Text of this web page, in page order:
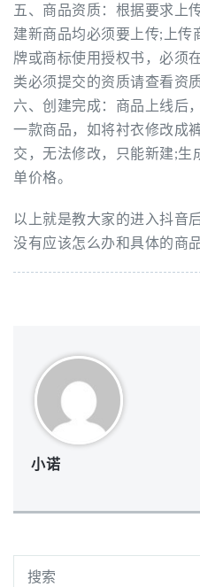
五、商品资质：根据要求上
建新商品均必须要上传;上传
牌或商标使用授权书，必须
类必须提交的资质请查看资质
六、创建完成：商品上线后
一款商品，如将衬衣修改成
交，无法修改，只能新建;生
单价格。
以上就是教大家的进入抖音
没有应该怎么办和具体的商
小诺